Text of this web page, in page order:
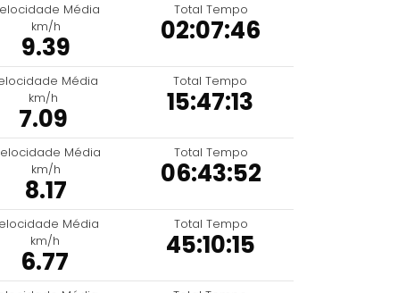
Média
km/h
9.39
Total Tempo
02:07:46
Média
km/h
7.09
Total Tempo
15:47:13
Média
km/h
8.17
Total Tempo
06:43:52
Média
km/h
6.77
Total Tempo
45:10:15